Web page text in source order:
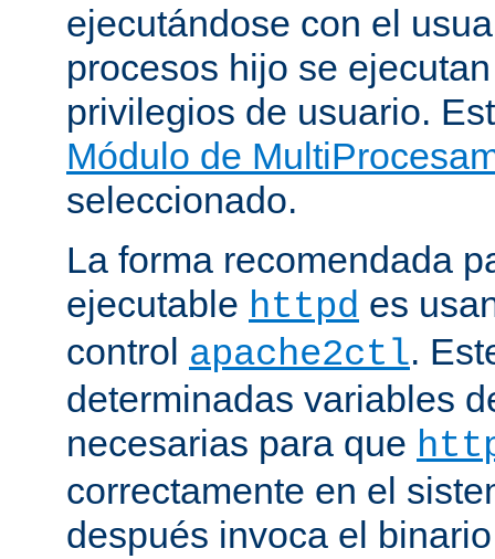
ejecutándose con el
procesos hijo se
privilegios de usuario.
Módulo de
seleccionado.
La forma recomendada
ejecutable httpd es
control apache2ctl.
determinadas variables
necesarias para que
correctamente en el
después invoca el